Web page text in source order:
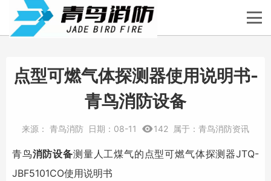
点型可燃气体探测器使用说明书-
青鸟消防设备
来源： 青鸟消防 日期： 08-11 142 属于： 青鸟消防资讯
青鸟消防设备测量人工煤气的点型可燃气体探测器JTQ-
JBF5101CO使用说明书